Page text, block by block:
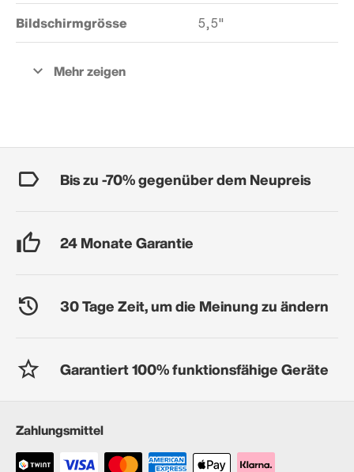
Bildschirmgrösse 5,5"
Bis zu -70% gegenüber dem Neupreis
24 Monate Garantie
30 Tage Zeit, um die Meinung zu ändern
Garantiert 100% funktionsfähige Geräte
Zahlungsmittel